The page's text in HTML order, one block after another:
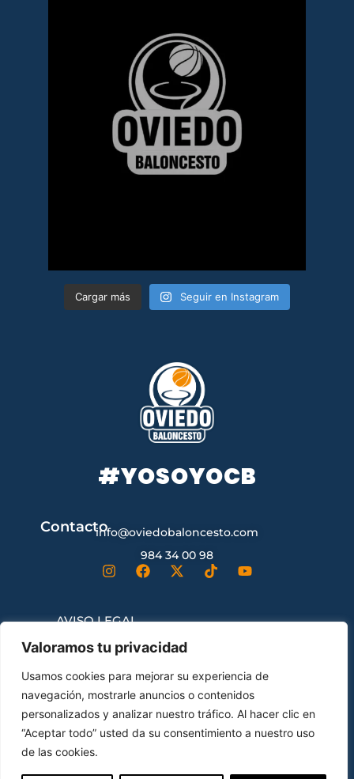
Valoramos tu privacidad
Usamos cookies para mejorar su experiencia de
navegación, mostrarle anuncios o contenidos
personalizados y analizar nuestro tráfico. Al hacer clic en
“Aceptar todo” usted da su consentimiento a nuestro uso
de las cookies.
Cargar más Seguir en Instagram
#YOSOYOCB
Contactoinfo@oviedobaloncesto.com
984 34 00 98
AVISO LEGAL
CONTRATACIÓN
ENVÍOS Y DEVOLUCIONES